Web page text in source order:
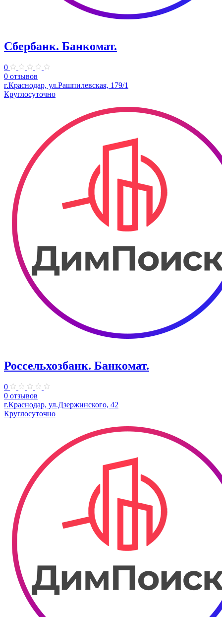
Сбербанк. Банкомат.
0
0 отзывов
г.Краснодар, ул.Рашпилевская, 179/1
Круглосуточно
Россельхозбанк. Банкомат.
0
0 отзывов
г.Краснодар, ул.Дзержинского, 42
Круглосуточно